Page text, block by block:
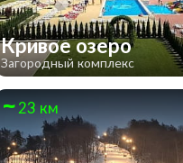
Кривое озеро
Загородный комплекс
23 км